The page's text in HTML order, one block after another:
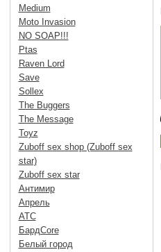
Medium
Moto Invasion
NO SOAP!!!
Ptas
Raven Lord
Save
Sollex
The Buggers
The Message
Toyz
Zuboff sex shop (Zuboff sex
star)
Zuboff sex star
Антимир
Апрель
АТС
БардCore
Белый город